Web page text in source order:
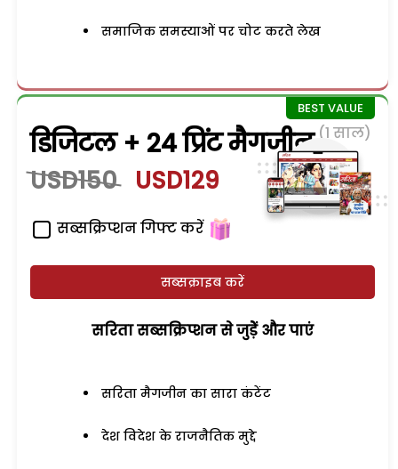
समाजिक समस्याओं पर चोट करते लेख
डिजिटल + 24 प्रिंट मैगजीन (1 साल)
USD150 USD129
सब्सक्रिप्शन गिफ्ट करें
सब्सक्राइब करें
सरिता सब्सक्रिप्शन से जुड़ेें और पाएं
सरिता मैगजीन का सारा कंटेंट
देश विदेश के राजनैतिक मुद्दे